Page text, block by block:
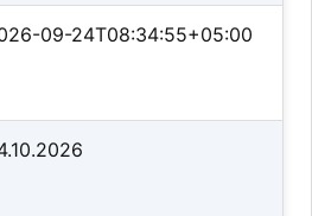
09-24T08:34:55+05:00